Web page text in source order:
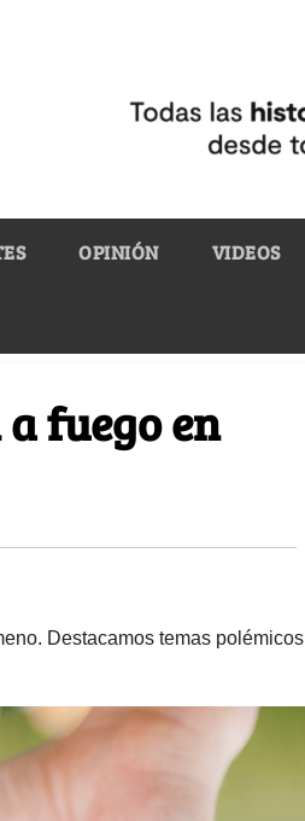
OPINIÓN VIDEOS
fuego en
Destacamos temas polémicos